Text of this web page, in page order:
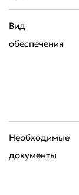
Вид
обеспечения
Необходимые
документы